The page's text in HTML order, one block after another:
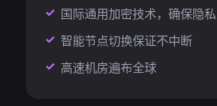
国际通用加密技术，确保隐私
智能节点切换保证不中断
高速机房遍布全球